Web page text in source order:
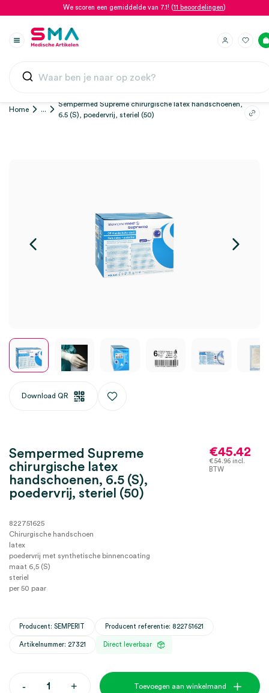
We scoren een gemiddelde van 7.1! (11 beoordelingen)
Home ...
Sempermed Supreme chirurgische latex handschoenen,
6.5 (S), poedervrij, steriel (50)
Download QR
Sempermed Supreme
chirurgische latex
handschoenen, 6.5 (S),
poedervrij, steriel (50)
€45.42
€54.96 incl.
BTW
822751625
Chirurgische handschoen
latex
poedervrij met synthetische binnencoating
maat 6,5 (S)
steriel
per 50 paar
Producent: SEMPERIT Producent referentie: 822751621
Artikelnummer: 27321 Direct leverbaar
-Sempermed+ Toevoegen aan winkelmand